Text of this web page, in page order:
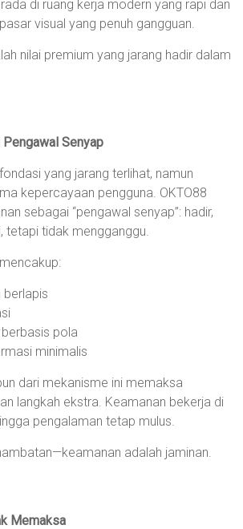
di ruang kerja modern yang rapi dan
visual yang penuh gangguan.
nilai premium yang jarang hadir dalam
Senyap
yang jarang terlihat, namun
kepercayaan pengguna. OKTO88
sebagai “pengawal senyap”: hadir,
tetapi tidak mengganggu.
berlapis
pola
minimalis
dari mekanisme ini memaksa
langkah ekstra. Keamanan bekerja di
pengalaman tetap mulus.
adalah jaminan.
Memaksa